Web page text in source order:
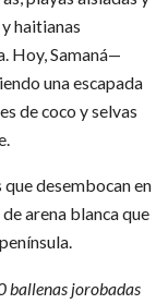
haitianas
Hoy, Samaná—
una escapada
de coco y selvas
desembocan en
arena blanca que
ballenas jorobadas